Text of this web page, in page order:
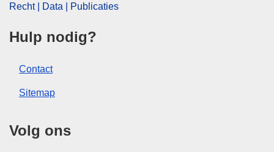
OJ : C_202402357
pdfa2a
Recht | Data | Publicaties
Hulp nodig?
Contact
Sitemap
Volg ons